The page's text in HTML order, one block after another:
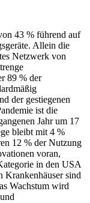
43 % führend auf
Allein die
Netzwerk von
89 % der
der gestiegenen
ist die
Jahr um 17
bleibt mit 4 %
12 % der Nutzung
voran,
in den USA
Krankenhäuser sind
Wachstum wird